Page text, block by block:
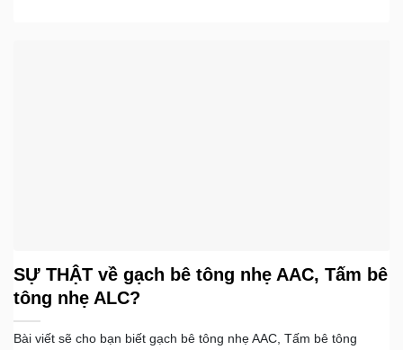
SỰ THẬT về gạch bê tông nhẹ AAC, Tấm bê
tông nhẹ ALC?
Bài viết sẽ cho bạn biết gạch bê tông nhẹ AAC, Tấm bê tông